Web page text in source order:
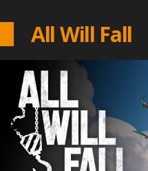
All Will Fall